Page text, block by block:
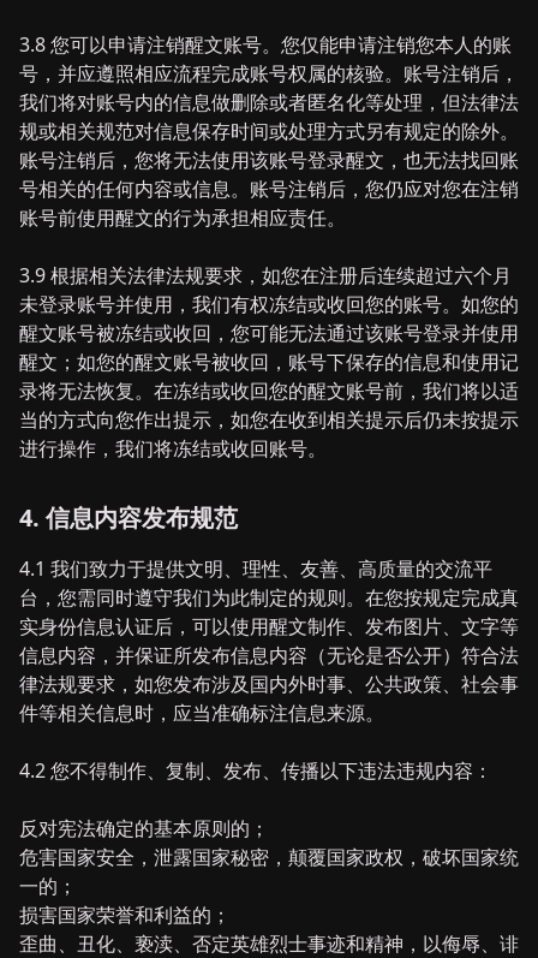
3.8 您可以申请注销醒文账号。您仅能申请注销您本人的账
号，并应遵照相应流程完成账号权属的核验。账号注销后，
我们将对账号内的信息做删除或者匿名化等处理，但法律法
规或相关规范对信息保存时间或处理方式另有规定的除外。
账号注销后，您将无法使用该账号登录醒文，也无法找回账
号相关的任何内容或信息。账号注销后，您仍应对您在注销
账号前使用醒文的行为承担相应责任。
3.9 根据相关法律法规要求，如您在注册后连续超过六个月
未登录账号并使用，我们有权冻结或收回您的账号。如您的
醒文账号被冻结或收回，您可能无法通过该账号登录并使用
醒文；如您的醒文账号被收回，账号下保存的信息和使用记
录将无法恢复。在冻结或收回您的醒文账号前，我们将以适
当的方式向您作出提示，如您在收到相关提示后仍未按提示
进行操作，我们将冻结或收回账号。
4. 信息内容发布规范
4.1 我们致力于提供文明、理性、友善、高质量的交流平
台，您需同时遵守我们为此制定的规则。在您按规定完成真
实身份信息认证后，可以使用醒文制作、发布图片、文字等
信息内容，并保证所发布信息内容（无论是否公开）符合法
律法规要求，如您发布涉及国内外时事、公共政策、社会事
件等相关信息时，应当准确标注信息来源。
4.2 您不得制作、复制、发布、传播以下违法违规内容：
反对宪法确定的基本原则的；
危害国家安全，泄露国家秘密，颠覆国家政权，破坏国家统
一的；
损害国家荣誉和利益的；
歪曲、丑化、亵渎、否定英雄烈士事迹和精神，以侮辱、诽